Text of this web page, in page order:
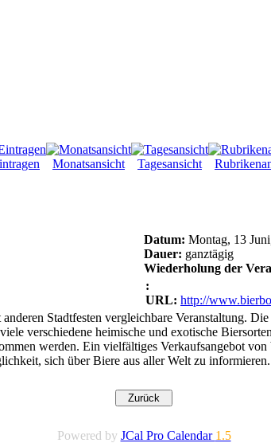
Monatsansicht Tagesansicht
Datum: Montag, 13
Dauer: ganztägig
Wiederholung der
:
URL: http://
Stadtfesten vergleichbare Veranstaltung.
verschiedene heimische und exotische
werden. Ein vielfältiges Verkaufsangebot
sich über Biere aus aller Welt zu informieren.
Powered by JCal Pro Calendar 1.5